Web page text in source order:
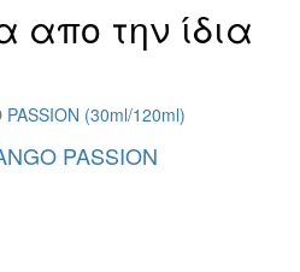
απο την ίδια
PASSION